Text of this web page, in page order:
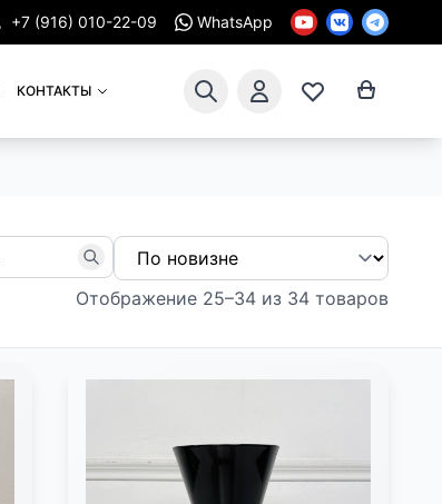
+7 (916) 010-22-09 WhatsApp
КОНТАКТЫ
Отображение 25–34 из 34 товаров